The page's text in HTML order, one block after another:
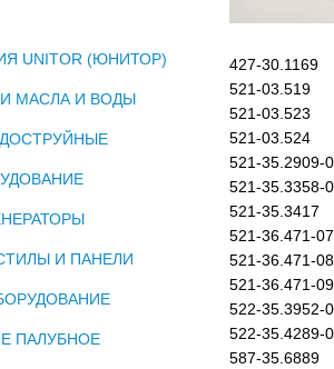
UNITOR (ЮНИТОР)
МАСЛА И ВОДЫ
И ПАНЕЛИ
ПАЛУБНОЕ
427-30.1169
521-03.519
521-03.523
521-03.524
521-35.2909-
521-35.3358-
521-35.3417
521-36.471-07
521-36.471-08
521-36.471-09
522-35.3952-
522-35.4289-
587-35.6889